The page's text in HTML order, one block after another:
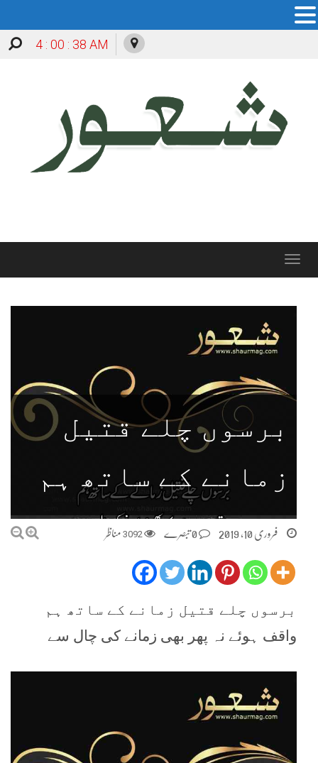
4 : 00 : 39 AM
Toggle
برسوں چلے قتیل
زمانے کے ساتھ ہم
فروری 10, 2019 3092 مناظر
برسوں چلے قتیل زمانے کے ساتھ ہم
واقف ہوئے نہ پھر بھی زمانے کی چال سے